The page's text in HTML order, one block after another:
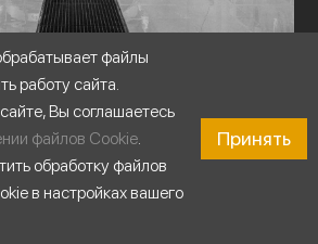
системы мойки
файлы
работу сайта.
Вы соглашаетесь
файлов Cookie.
обработку файлов
в настройках вашего
Принять